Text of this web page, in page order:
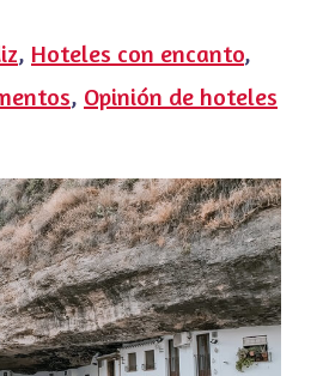
, Hoteles con encanto,
, Opinión de hoteles